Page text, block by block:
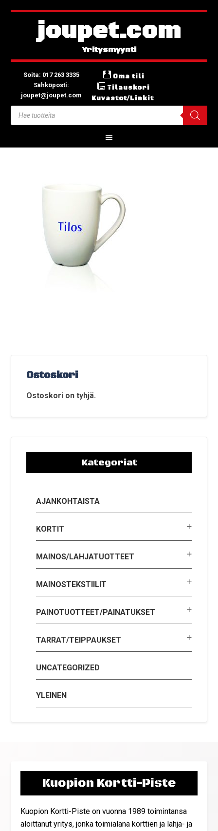
joupet.com
Soita: 017 263 3335
Sähköposti:
joupet@joupet.com
Oma tili
Tilauskori
Kuvastot/Linkit
Ostoskori
Ostoskori on tyhjä.
Kategoriat
AJANKOHTAISTA
KORTIT
MAINOS/LAHJATUOTTEET
MAINOSTEKSTIILIT
PAINOTUOTTEET/PAINATUKSET
TARRAT/TEIPPAUKSET
UNCATEGORIZED
YLEINEN
Kuopion Kortti-Piste
Kuopion Kortti-Piste on vuonna 1989 toimintansa
aloittanut yritys, jonka toimialana korttien ja lahja- ja